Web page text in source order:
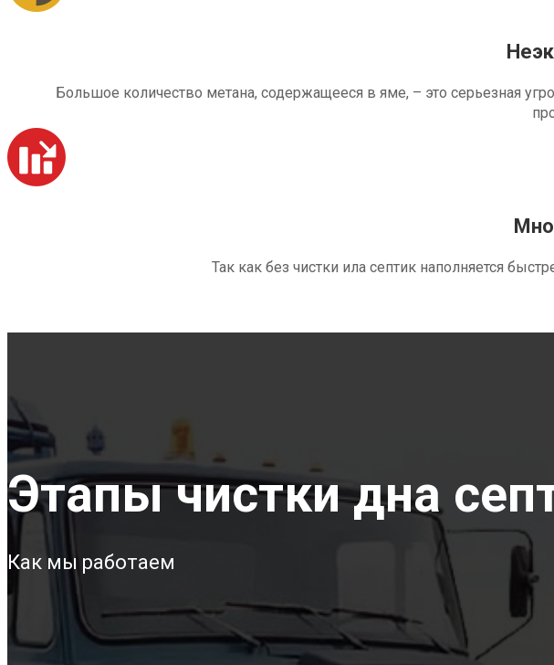
Большое количество метана, содержащееся в яме, – это серьезная
Так как без чистки ила септик наполняется
Этапы чистки дна
Как мы работаем